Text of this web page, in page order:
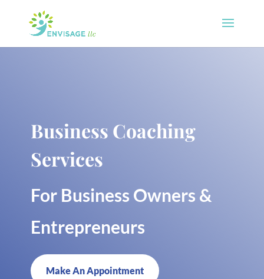
Business Coaching
Services
For Business Owners &
Entrepreneurs
Make An Appointment